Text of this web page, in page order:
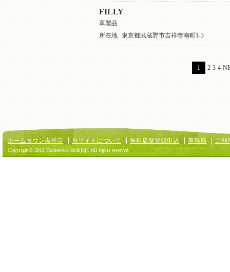
FILLY
革製品
所在地
東京都武蔵野市吉祥寺南町1-3
1 2 3 4
ホームタウン吉祥寺 当サイトについて 無料店舗登録申込 事務局 ご利
Copyright© 2012 Hometown kichijoji. All rights reserved.